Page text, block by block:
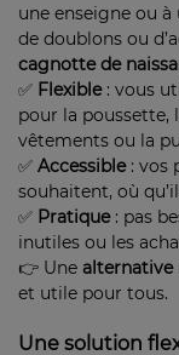
une enseigne ou
de doublons ou
cagnotte de
✅ Flexible: vous
pour la poussette,
vêtements ou la
✅ Accessible: vos
souhaitent, où
✅ Pratique: pas
inutiles ou les
👉 Une alternative
et utile pour tous.
Une solution